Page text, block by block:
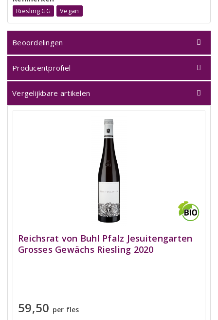
Riesling GG Vegan
Beoordelingen
Producentprofiel
Vergelijkbare artikelen
Reichsrat von Buhl Pfalz Jesuitengarten
Grosses Gewächs Riesling 2020
59,50 per fles